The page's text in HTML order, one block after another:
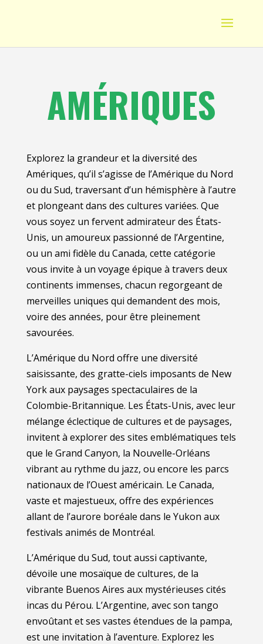
AMÉRIQUES
Explorez la grandeur et la diversité des
Amériques, qu’il s’agisse de l’Amérique du Nord
ou du Sud, traversant d’un hémisphère à l’autre
et plongeant dans des cultures variées. Que
vous soyez un fervent admirateur des États-
Unis, un amoureux passionné de l’Argentine,
ou un ami fidèle du Canada, cette catégorie
vous invite à un voyage épique à travers deux
continents immenses, chacun regorgeant de
merveilles uniques qui demandent des mois,
voire des années, pour être pleinement
savourées.
L’Amérique du Nord offre une diversité
saisissante, des gratte-ciels imposants de New
York aux paysages spectaculaires de la
Colombie-Britannique. Les États-Unis, avec leur
mélange éclectique de cultures et de paysages,
invitent à explorer des sites emblématiques tels
que le Grand Canyon, la Nouvelle-Orléans
vibrant au rythme du jazz, ou encore les parcs
nationaux de l’Ouest américain. Le Canada,
vaste et majestueux, offre des expériences
allant de l’aurore boréale dans le Yukon aux
festivals animés de Montréal.
L’Amérique du Sud, tout aussi captivante,
dévoile une mosaïque de cultures, de la
vibrante Buenos Aires aux mystérieuses cités
incas du Pérou. L’Argentine, avec son tango
envoûtant et ses vastes étendues de la pampa,
est une invitation à l’aventure. Explorez les